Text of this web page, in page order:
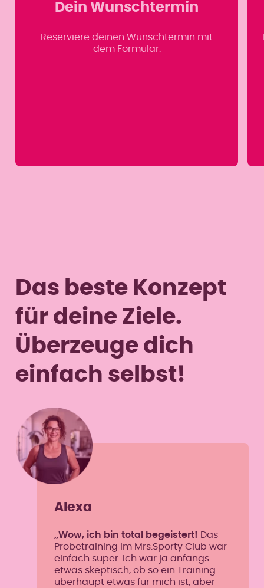
Dein Wunschtermin
Reserviere deinen Wunschtermin mit
dem Formular.
Das beste Konzept
für deine Ziele.
Überzeuge dich
einfach selbst!
Alexa
„Wow, ich bin total begeistert! Das
Probetraining im Mrs.Sporty Club war
einfach super. Ich war ja anfangs
etwas skeptisch, ob so ein Training
überhaupt etwas für mich ist, aber